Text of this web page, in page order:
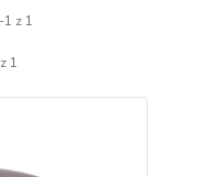
z 1
z 1